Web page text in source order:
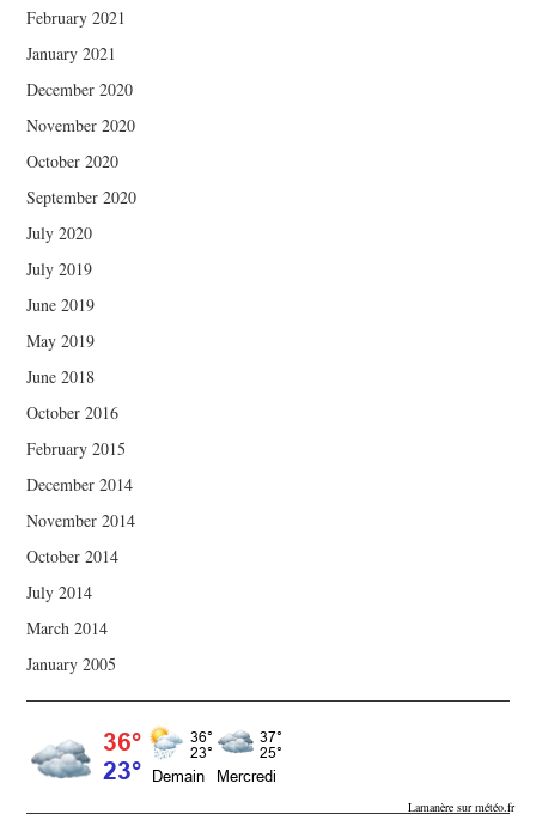
February 2021
January 2021
December 2020
November 2020
October 2020
September 2020
July 2020
July 2019
June 2019
May 2019
June 2018
October 2016
February 2015
December 2014
November 2014
October 2014
July 2014
March 2014
January 2005
Lamanère sur météo.fr